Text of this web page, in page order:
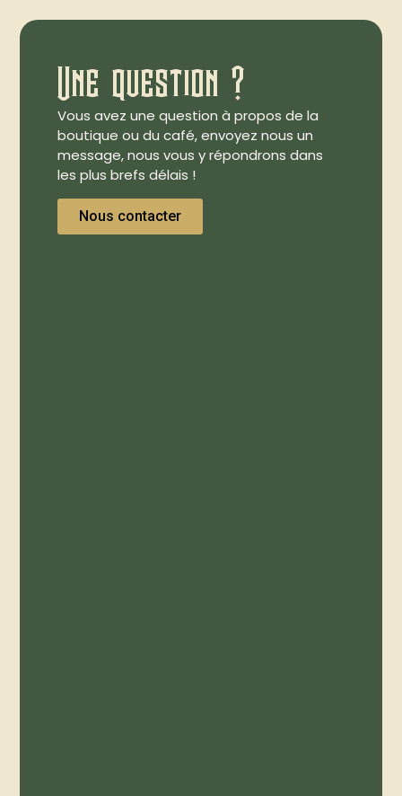
Une question ?
Vous avez une question à propos de la
boutique ou du café, envoyez nous un
message, nous vous y répondrons dans
les plus brefs délais !
Nous contacter